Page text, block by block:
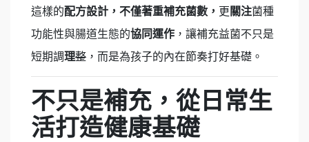
這樣的配方設計， 不僅著重補充菌數， 更 關注菌種
功能性與腸道生態的協同運作 ，讓補充益菌不只是
短期調理整 ，而是為孩子的內在節奏打好基礎。
不只是補充，從日常生
活打造健康基礎